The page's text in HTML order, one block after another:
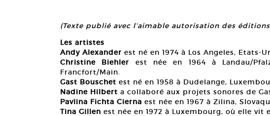
(Texte publié avec l’aimable autorisation des
Les artistes
Andy Alexander est né en 1974 à Los Angeles, Etats-
Christine Biehler est née en 1964 à Landau/
Francfort/Main.
Gast Bouschet est né en 1958 à Dudelange,
Nadine Hilbert a collaboré aux projets sonores de
Pavlina Fichta Cierna est née en 1967 à Zilina,
Tina Gillen est née en 1972 à Luxembourg, où elle vit